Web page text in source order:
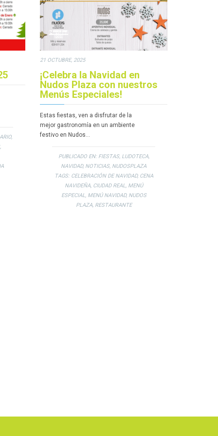
,
,
21 OCTUBRE, 2025
¡Celebra la Navidad en
Nudos Plaza con nuestros
Menús Especiales!
Estas fiestas, ven a disfrutar de la
mejor gastronomía en un ambiente
festivo en Nudos…
PUBLICADO EN: FIESTAS, LUDOTECA,
NAVIDAD, NOTICIAS, NUDOSPLAZA
TAGS: CELEBRACIÓN DE NAVIDAD, CENA
NAVIDEÑA, CIUDAD REAL, MENÚ
ESPECIAL, MENÚ NAVIDAD, NUDOS
PLAZA, RESTAURANTE